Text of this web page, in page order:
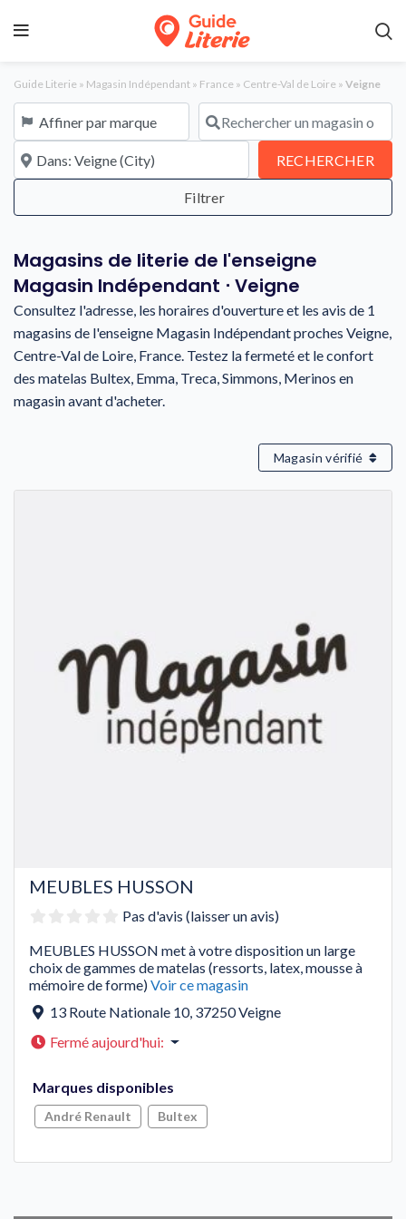
Guide Literie » Magasin Indépendant » France » Centre-Val de Loire » Veigne
Affiner par marque Rechercher un magasin ou une
À proximité de RECHERCHER
Magasins de literie de l'enseigne
Magasin Indépendant ⋅ Veigne
Consultez l'adresse, les horaires d'ouverture et les avis de 1
magasins de l'enseigne Magasin Indépendant proches Veigne,
Centre-Val de Loire, France. Testez la fermeté et le confort
des matelas Bultex, Emma, Treca, Simmons, Merinos en
magasin avant d'acheter.
Magasin vérifié
MEUBLES HUSSON
Pas d'avis (laisser un avis)
MEUBLES HUSSON met à votre disposition un large
choix de gammes de matelas (ressorts, latex, mousse à
mémoire de forme)Voir ce magasin
13 Route Nationale 10, 37250Veigne
Fermé aujourd'hui:
Marques disponibles
André Renault Bultex